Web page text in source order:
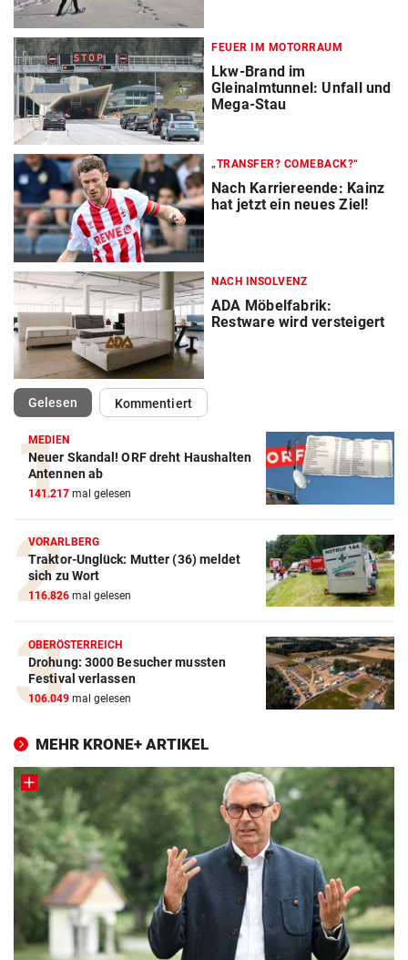
FEUER IM MOTORRAUM
Lkw-Brand im
Gleinalmtunnel: Unfall und
Mega-Stau
„TRANSFER? COMEBACK?“
Nach Karriereende: Kainz
hat jetzt ein neues Ziel!
NACH INSOLVENZ
ADA Möbelfabrik:
Restware wird versteigert
Gelesen(ausgewählt)Kommentiert
MEDIEN
Neuer Skandal! ORF dreht Haushalten
Antennen ab
141.217 mal gelesen
VORARLBERG
Traktor-Unglück: Mutter (36) meldet
sich zu Wort
116.826 mal gelesen
OBERÖSTERREICH
Drohung: 3000 Besucher mussten
Festival verlassen
106.049 mal gelesen
MEHR KRONE+ ARTIKEL